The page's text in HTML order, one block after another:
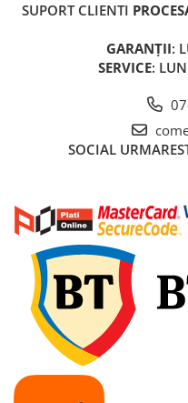
SUPORT CLIENTI
GARANȚII:
SERVICE:
SOCIAL